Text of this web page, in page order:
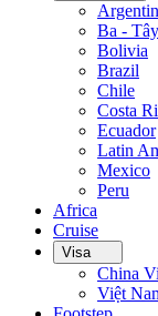
Ba - Tây
Bolivia
Brazil
Chile
Costa
Ecuador
Latin
Mexico
Peru
Africa
Cruise
Visa
China
Việt